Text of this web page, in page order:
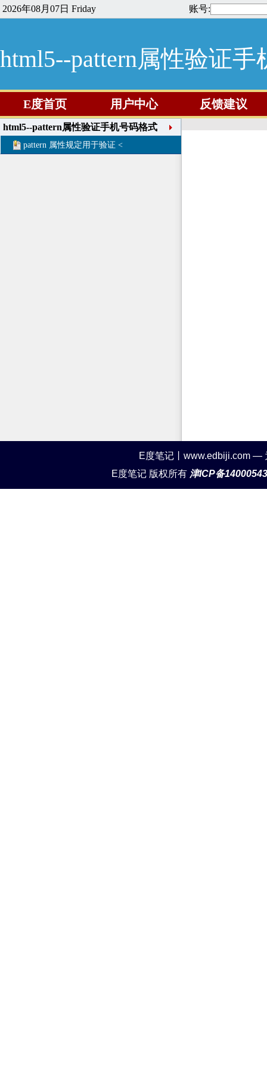
2026年08月07日 Friday 账号:
html5--pattern属性验证
E度首页 用户中心 反馈建议
html5--pattern属性验证手机号码格式
pattern 属性规定用于验证 <
E度笔记丨www.edbiji.com
E度笔记 版权所有 津ICP备